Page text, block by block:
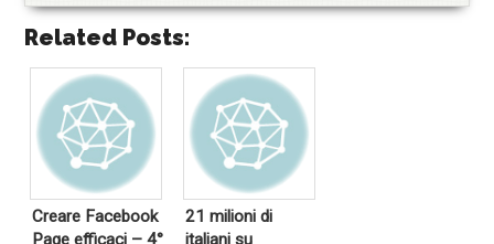
Related Posts:
Creare Facebook
Page efficaci – 4°
21 milioni di
italiani su